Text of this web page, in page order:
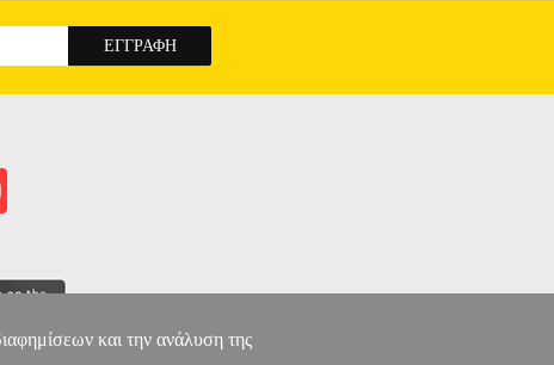
και την ανάλυση της